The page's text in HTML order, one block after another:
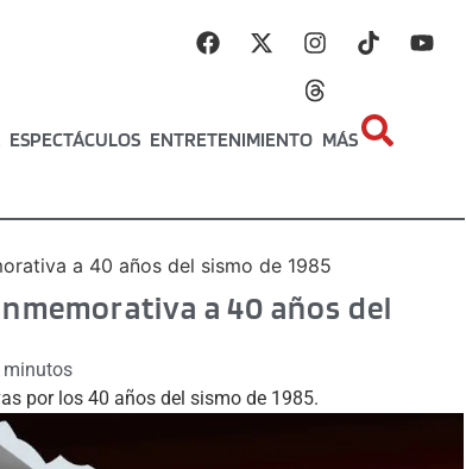
ESPECTÁCULOS ENTRETENIMIENTO MÁS
a 40 años del sismo de 1985
a 40 años del
minutos
por los 40 años del sismo de 1985.